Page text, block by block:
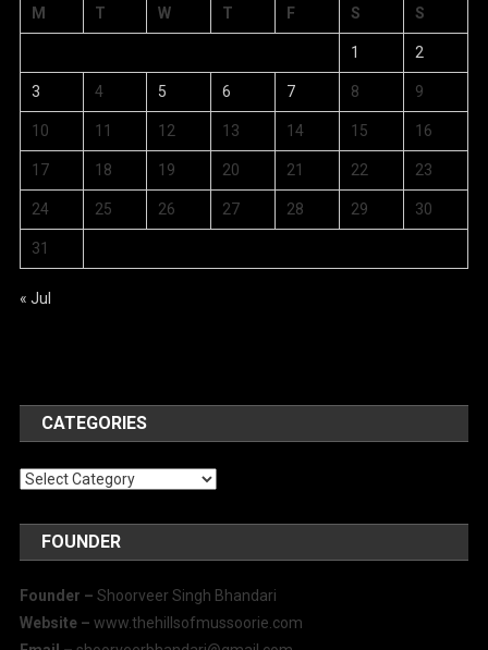
M
T W T F S S
1 2
3 4 5 6 7 8 9
10 11 12 13 14 15 16
17 18 19 20 21 22 23
24 25 26 27 28 29 30
31
« Jul
CATEGORIES
Categories
FOUNDER
Founder – Shoorveer Singh Bhandari
Website – www.thehillsofmussoorie.com